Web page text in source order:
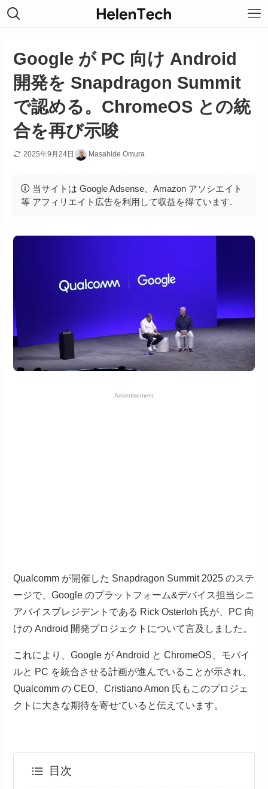
Google が PC 向け Android
開発を Snapdragon Summit
で認める。ChromeOS との統
合を再び示唆
2025年9月24日 Masahide Omura
当サイトは Google Adsense、Amazon アソシエイト
等 アフィリエイト広告を利用して収益を得ています.
Advertisement
Qualcomm が開催した Snapdragon Summit 2025 のステ
ージで、Google のプラットフォーム&デバイス担当シニ
アバイスプレジデントである Rick Osterloh 氏が、PC 向
けの Android 開発プロジェクトについて言及しました。
これにより、Google が Android と ChromeOS、モバイ
ルと PC を統合させる計画が進んでいることが示され、
Qualcomm の CEO、Cristiano Amon 氏もこのプロジェ
クトに大きな期待を寄せていると伝えています。
目次